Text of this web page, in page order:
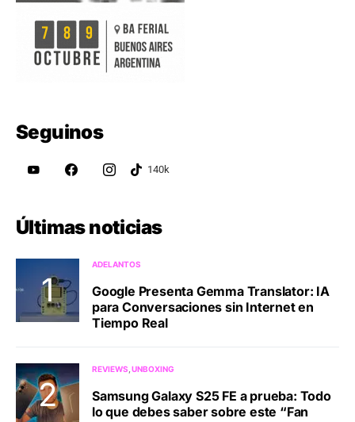
Seguinos
Últimas noticias
ADELANTOS
Google Presenta Gemma Translator: IA
para Conversaciones sin Internet en
Tiempo Real
REVIEWS UNBOXING
Samsung Galaxy S25 FE a prueba: Todo
lo que debes saber sobre este “Fan